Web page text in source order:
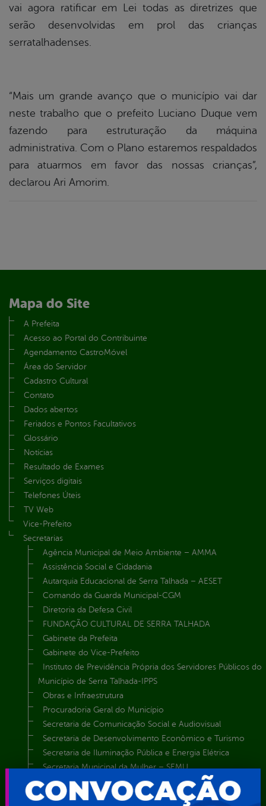
vai agora ratificar em Lei todas as diretrizes que
serão desenvolvidas em prol das crianças
serratalhadenses.
“Mais um grande avanço que o município vai dar
neste trabalho que o prefeito Luciano Duque vem
fazendo para estruturação da máquina
administrativa. Com o Plano estaremos respaldados
para atuarmos em favor das nossas crianças”,
declarou Ari Amorim.
Mapa do Site
A Prefeita
Acesso ao Portal do Contribuinte
Agendamento CastroMóvel
Área do Servidor
Cadastro Cultural
Contato
Dados abertos
Feriados e Pontos Facultativos
Glossário
Notícias
Resultado de Exames
Serviços digitais
Telefones Úteis
TV Web
Vice-Prefeito
Secretarias
Agência Municipal de Meio Ambiente – AMMA
Assistência Social e Cidadania
Autarquia Educacional de Serra Talhada – AESET
Comando da Guarda Municipal-CGM
Diretoria da Defesa Civil
FUNDAÇÃO CULTURAL DE SERRA TALHADA
Gabinete da Prefeita
Gabinete do Vice-Prefeito
Instituto de Previdência Própria dos Servidores Públicos do
Município de Serra Talhada-IPPS
Obras e Infraestrutura
Procuradoria Geral do Município
Secretaria de Comunicação Social e Audiovisual
Secretaria de Desenvolvimento Econômico e Turismo
Secretaria de Iluminação Pública e Energia Elétrica
Secretaria Municipal da Mulher – SEMU
Secretaria Municipal de Administração – SAD
Secretaria Municipal de Agricultura e Recursos Hídricos –